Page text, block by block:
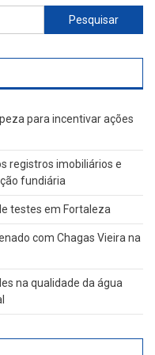
Pesquisar
por:
para incentivar ações
registros imobiliários e
fundiária
testes em Fortaleza
com Chagas Vieira na
na qualidade da água